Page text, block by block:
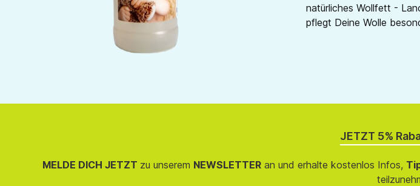
natürliches Wollfett -
pflegt Deine Wolle
JETZT 5%
MELDE DICH JETZT zu unserem NEWSLETTERan und erhalte kostenlos Infos,